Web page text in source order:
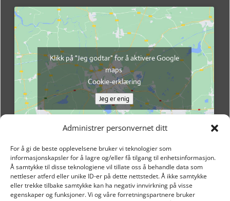
Administrer personvernet ditt
For å gi de beste opplevelsene bruker vi teknologier som
informasjonskapsler for å lagre og/eller få tilgang til enhetsinformasjon.
Å samtykke til disse teknologiene vil tillate oss å behandle data som
nettleser atferd eller unike ID-er på dette nettstedet. Å ikke samtykke
eller trekke tilbake samtykke kan ha negativ innvirkning på visse
egenskaper og funksjoner. Vi og våre forretningspartnere bruker
Klikk på "Jeg godtar" for å aktivere Google
maps
Cookie-erklæring
Jeg er enig